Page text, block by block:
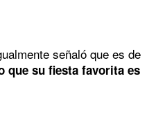
señaló que es de
que su fiesta favorita es